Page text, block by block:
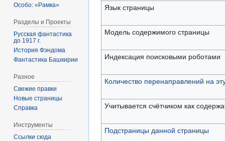
Язык страницы
Модель содержимого страницы
Индексация поисковыми роботами
Количество перенаправлений на
Учитывается счётчиком как
Подстраницы данной страницы
Особо: «Рамка»
Разделы и Проекты
Русская фантастика
до 1917 г.
История Фэндома
Фантастика Башкирии
Разное
Свежие правки
Новые страницы
Справка
Инструменты
Ссылки сюда